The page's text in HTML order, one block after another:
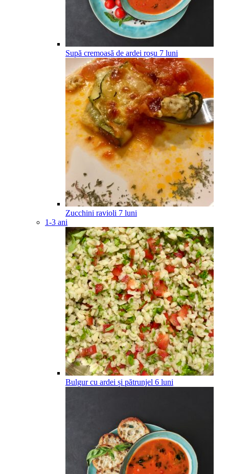
Supă cremoasă de ardei roșu 7 luni
Zucchini ravioli 7 luni
1-3 ani
Bulgur cu ardei și pătrunjel 6 luni